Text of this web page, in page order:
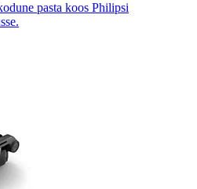
pasta koos Philipsi